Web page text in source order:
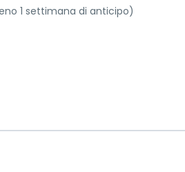
1 settimana di anticipo)